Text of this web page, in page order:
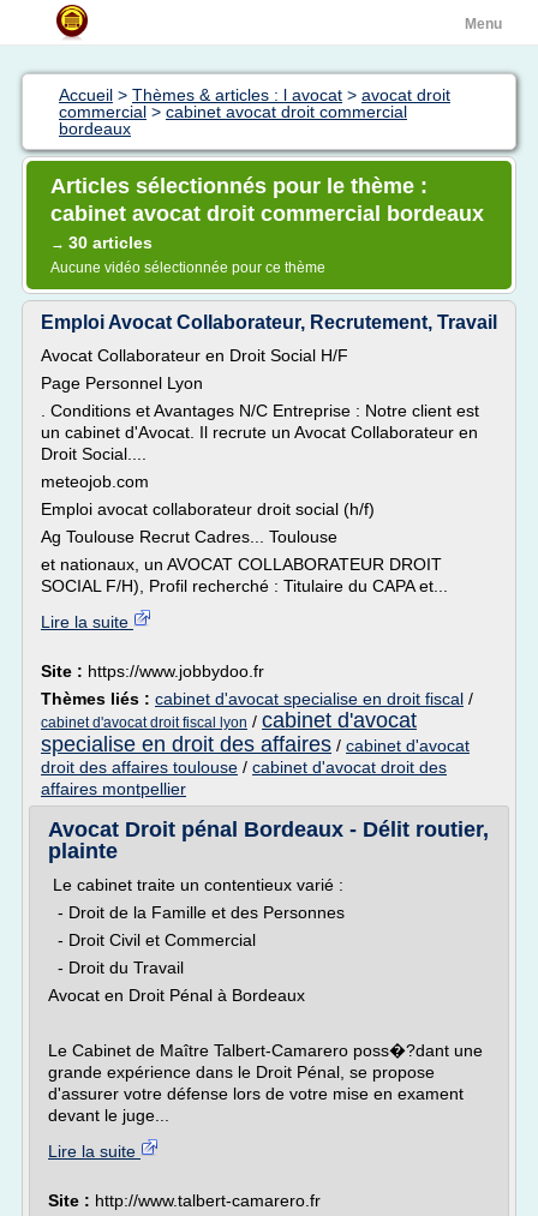
Menu
Accueil > Thèmes & articles : l avocat > avocat droit
commercial > cabinet avocat droit commercial
bordeaux
Articles sélectionnés pour le thème :
cabinet avocat droit commercial bordeaux
→ 30 articles
Aucune vidéo sélectionnée pour ce thème
Emploi Avocat Collaborateur, Recrutement, Travail
Avocat Collaborateur en Droit Social H/F
Page Personnel Lyon
. Conditions et Avantages N/C Entreprise : Notre client est
un cabinet d'Avocat. Il recrute un Avocat Collaborateur en
Droit Social....
meteojob.com
Emploi avocat collaborateur droit social (h/f)
Ag Toulouse Recrut Cadres... Toulouse
et nationaux, un AVOCAT COLLABORATEUR DROIT
SOCIAL F/H), Profil recherché : Titulaire du CAPA et...
Lire la suite
Site : https://www.jobbydoo.fr
Thèmes liés : cabinet d'avocat specialise en droit fiscal /
cabinet d'avocat droit fiscal lyon / cabinet d'avocat
specialise en droit des affaires / cabinet d'avocat
droit des affaires toulouse / cabinet d'avocat droit des
affaires montpellier
Avocat Droit pénal Bordeaux - Délit routier,
plainte
Le cabinet traite un contentieux varié :
- Droit de la Famille et des Personnes
- Droit Civil et Commercial
- Droit du Travail
Avocat en Droit Pénal à Bordeaux
Le Cabinet de Maître Talbert-Camarero poss�?dant une
grande expérience dans le Droit Pénal, se propose
d'assurer votre défense lors de votre mise en exament
devant le juge...
Lire la suite
Site : http://www.talbert-camarero.fr